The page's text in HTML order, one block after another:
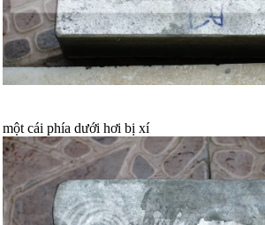
một cái phía dưới hơi bị xí